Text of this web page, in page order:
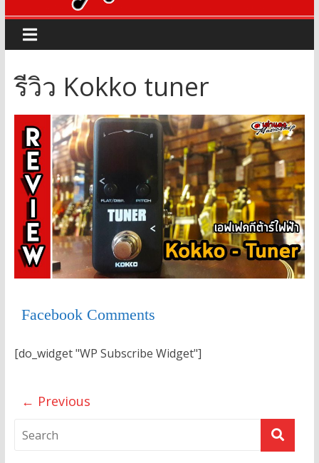
รีวิว Kokko tuner
Facebook Comments
[do_widget "WP Subscribe Widget"]
← Previous